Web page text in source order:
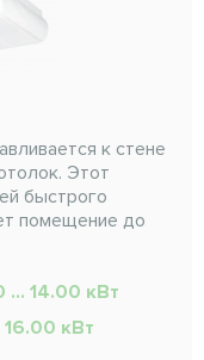
к стене
Этот
быстрого
помещение до
... 14.00 кВт
16.00 кВт